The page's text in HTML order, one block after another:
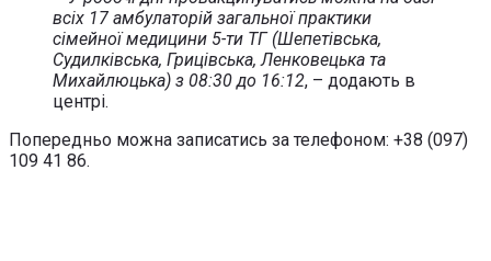
всіх 17 амбулаторій загальної практики
сімейної медицини 5-ти ТГ (Шепетівська,
Судилківська, Грицівська, Ленковецька та
Михайлюцька) з 08:30 до 16:12, – додають в
центрі.
Попередньо можна записатись за телефоном: +38 (097)
109 41 86.